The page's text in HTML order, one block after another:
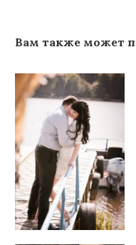
Вам также может